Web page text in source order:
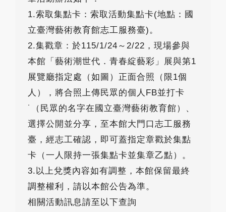
1.索取集點卡：索取活動集點卡(地點：國
立臺灣藝術教育館志工服務臺)。
2.集戳章：於115/1/24～2/22，現場參與
本館「藝術潮世代．青春綻藝彩」展與第1
展覽廳指定處（如圖）正面合照（限1個
人），將合照上傳民眾的個人FB並打卡
˙（民眾的名字在國立臺灣藝術教育館）、
選擇公開並分享，至本館大門口志工服務
臺，經志工確認，即可蓋指定章戳於集點
卡（一人限持一張集點卡並集章乙點）。
3.以上兌獎內容如有調整，本館保留最終
調整權利，請以本館公告為準。
相關活動訊息請至以下查詢